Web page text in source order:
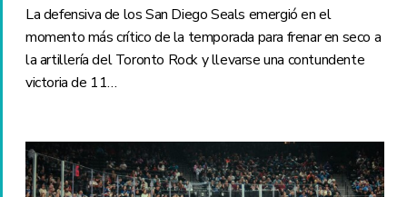
La defensiva de los San Diego Seals emergió en el
momento más crítico de la temporada para frenar en seco a
la artillería del Toronto Rock y llevarse una contundente
victoria de 11…